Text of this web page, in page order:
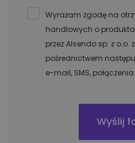
Wyrażam zgodę na
handlowych o
przez Alsendo sp. z o.o.
pośrednictwem
e-mail, SMS,